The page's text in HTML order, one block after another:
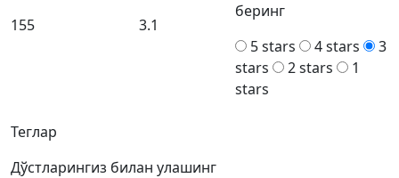
Теглар
155
3.1
беринг
5 stars
4 stars
3
stars
2 stars
1
stars
Дўстларингиз билан улашинг